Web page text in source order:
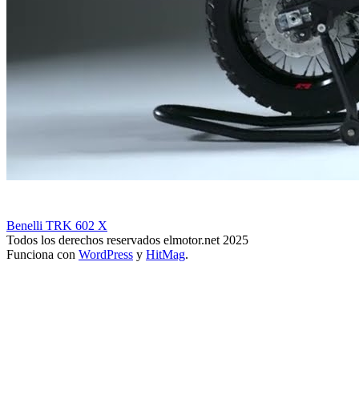
Benelli TRK 602 X
Todos los derechos reservados elmotor.net 2025
Funciona con WordPress y HitMag.